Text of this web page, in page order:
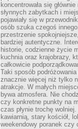
koncentrowała się
słynnych zabytkach i
pojawiały się w
osób szuka czegoś
przestrzenie
bardziej autentyczne.
historie, codzienne życie
kuchnia oraz krajobrazy,
całkowicie
Taki sposób
znacznie więcej niż tylko
atrakcje. W małych
bywa atmosfera. Nie
czy konkretne punkty na
czas płynie trochę
kawiarnią, stary kościół,
weekendowy poranek czy